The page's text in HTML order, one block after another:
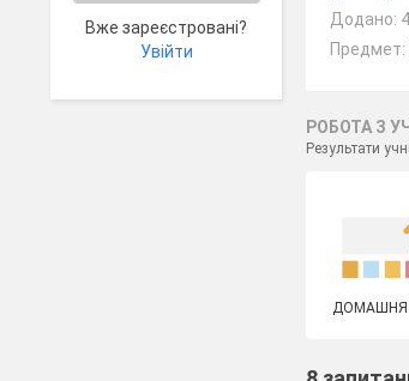
Вже зареєстровані?
Увійти
Додано:
Предмет:
РОБОТА З
Результати
ДОМАШНЯ